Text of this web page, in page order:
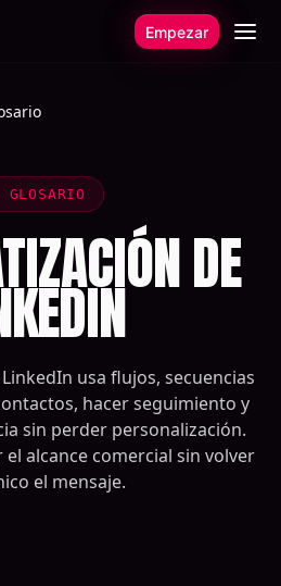
Empezar
GLOSARIO
DE
usa flujos, secuencias
hacer seguimiento y
sin perder personalización.
alcance comercial sin volver
el mensaje.